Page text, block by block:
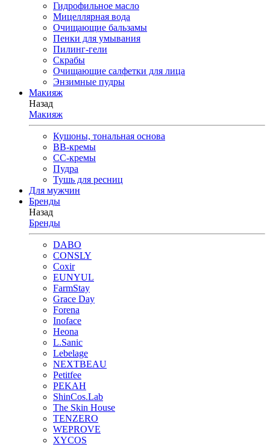
Гидрофильное масло
Мицеллярная вода
Очищающие бальзамы
Пенки для умывания
Пилинг-гели
Скрабы
Очищающие салфетки для лица
Энзимные пудры
Макияж
Назад
Макияж
Кушоны, тональная основа
BB-кремы
CC-кремы
Пудра
Тушь для ресниц
Для мужчин
Бренды
Назад
Бренды
DABO
CONSLY
Coxir
EUNYUL
FarmStay
Grace Day
Forena
Inoface
Heona
L.Sanic
Lebelage
NEXTBEAU
Petitfee
PEKAH
ShinCos.Lab
The Skin House
TENZERO
WEPROVE
XYCOS